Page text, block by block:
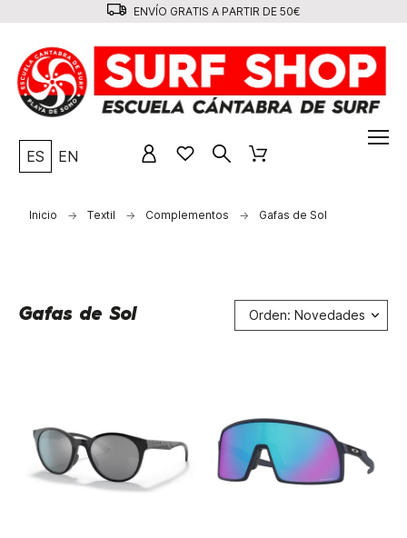
ENVÍO GRATIS A PARTIR DE 50€
ES EN
Inicio Textil Complementos Gafas de Sol
Gafas de Sol Orden: Novedades